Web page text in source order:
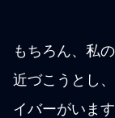
もちろん、私
近づこうとし
イバーがいま